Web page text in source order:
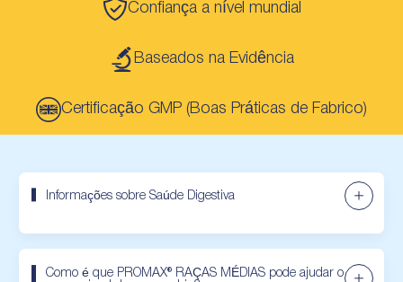
Confiança a nível mundial
Baseados na Evidência
Certificação GMP (Boas Práticas de Fabrico)
Informações sobre Saúde Digestiva
Como é que PROMAX® RAÇAS MÉDIAS pode ajudar o